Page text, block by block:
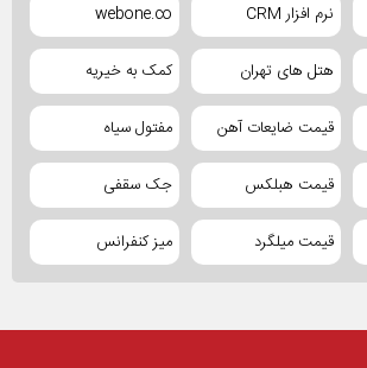
نرم افزار CRM webone.co
هتل های تهران کمک به خیریه
قیمت ضایعات آهن مفتول سیاه
قیمت هبلکس جک سقفی
قیمت میلگرد میز کنفرانس